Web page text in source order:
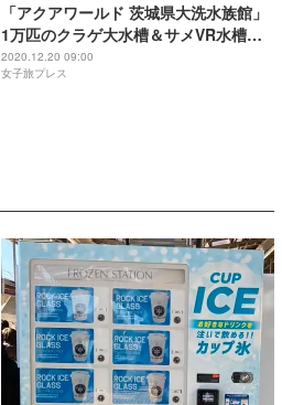
「アクアワールド 茨城県大洗水族館」
1万匹のクラゲ大水槽＆サメVR水槽な
ど新展示誕生
2020.12.20 09:00
女子旅プレス